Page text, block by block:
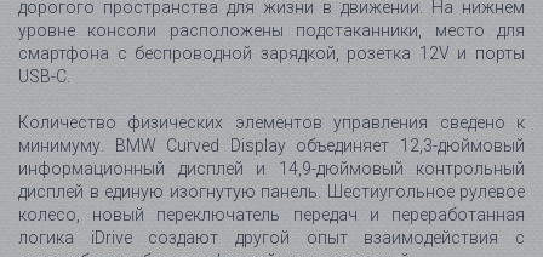
встроенные динамики, тонко интегрированные
вентиляционные отверстия, подогреваемые поверхности и
почти незаметное размещение проектора BMW Head-Up
Display в приборной панели.
В базовой версии BMW iX оснащался аудиосистемой с 12
динамиками и 205-ваттным усилителем. В качестве опции
предлагалась Harman Kardon Surround Sound мощностью 655
Вт с 18 динамиками, а также система Bowers and Wilkins
Diamond Surround Sound с 30 динамиками и мощностью 1 615
Вт. Для автомобиля, задуманного как тихое электрическое